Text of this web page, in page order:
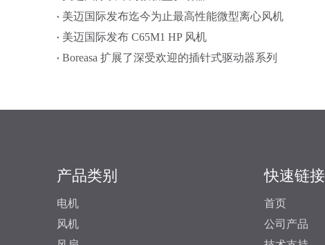
美迈国际发布迄今为止最高性能微型离心风机
美迈国际发布 C65M1 HP 风机
Boreasa 扩展了深受欢迎的插针式驱动器系列
产品类别
电机
风机
快速链接
首页
公司产品